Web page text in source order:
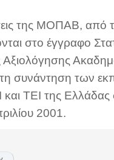
της ΜΟΠΑΒ, από
στο έγγραφο
Αξιολόγησης
συνάντηση των
ΤΕΙ της Ελλάδας
2001.